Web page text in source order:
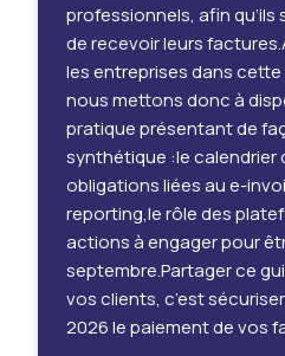
professionnels, afin
de recevoir leurs
les entreprises dans
nous mettons donc à
pratique présentant de
synthétique :le calendrier
obligations liées au e-
reporting,le rôle des
actions à engager pour
septembre.Partager ce
vos clients, c’est
2026 le paiement de vos